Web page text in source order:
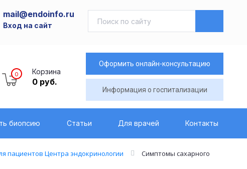
mail@endoinfo.ru
Вход на сайт
0 Корзина
0 руб.
Оформить онлайн-консультацию
Информация о госпитализации
биопсию Статьи Для врачей Контакты
пациентов Центра эндокринологии
Симптомы сахарного